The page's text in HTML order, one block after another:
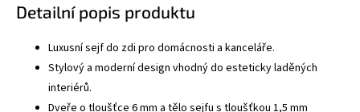
Detailní popis produktu
Luxusní sejf do zdi pro domácnosti a kanceláře.
Stylový a moderní design vhodný do esteticky laděných
interiérů.
Dveře o tloušťce 6 mm a tělo sejfu s tloušťkou 1,5 mm